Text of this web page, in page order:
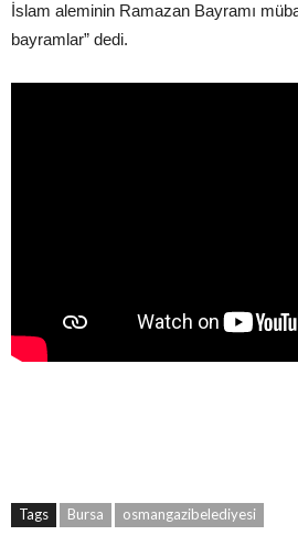
İslam aleminin Ramazan Bayramı
bayramlar” dedi.
Tags Bursa osmangazibelediyesi